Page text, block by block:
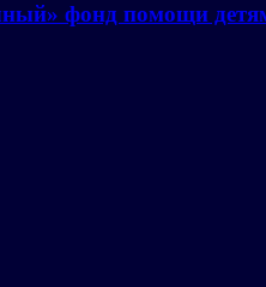
фонд помощи